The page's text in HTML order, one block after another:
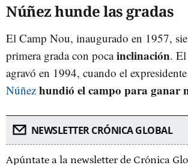
Núñez hunde las gradas
El Camp Nou, inaugurado en 1957,
primera grada con pocainclinación.
agravó en 1994, cuando el expresidente
Núñez hundió el campo para ganar
NEWSLETTER CRÓNICA GLOBAL
Apúntate a la newsletter de Crónica